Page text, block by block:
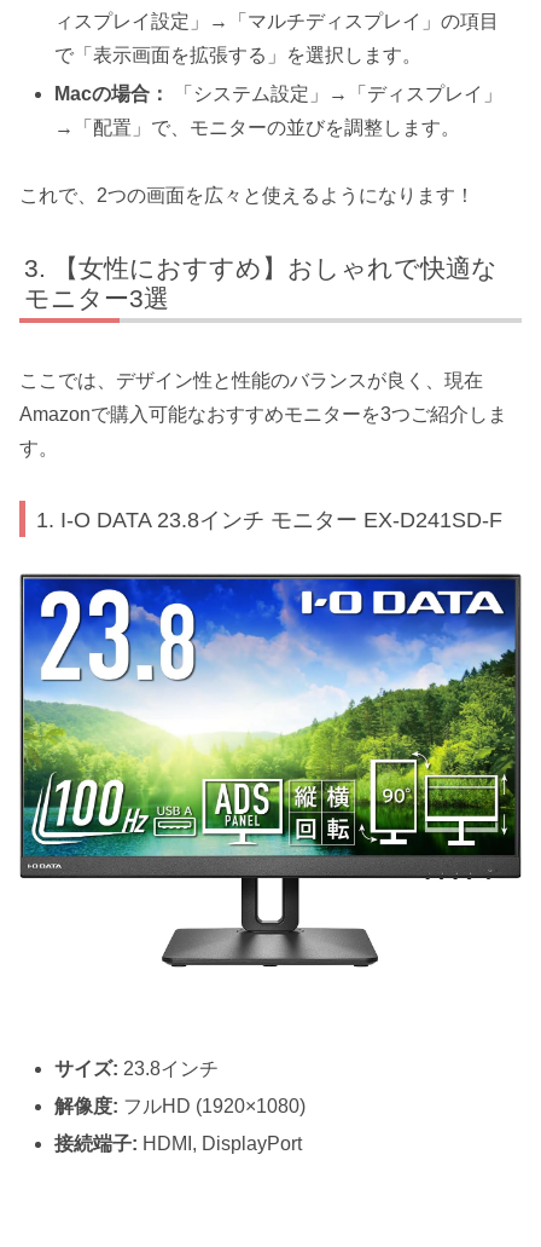
ィスプレイ設定」→「マルチディスプレイ」の項目
で「表示画面を拡張する」を選択します。
Macの場合：
「システム設定」→「ディスプレイ」
→「配置」で、モニターの並びを調整します。
これで、2つの画面を広々と使えるようになります！
【女性におすすめ】おしゃれで快適な
モニター3選
ここでは、デザイン性と性能のバランスが良く、現在
Amazonで購入可能なおすすめモニターを3つご紹介しま
す。
1. I-O DATA 23.8インチ モニター EX-D241SD-F
サイズ: 23.8インチ
解像度: フルHD (1920×1080)
接続端子: HDMI, DisplayPort